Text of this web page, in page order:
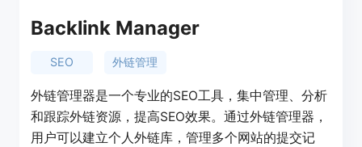
Backlink Manager
SEO 外链管理
外链管理器是一个专业的SEO工具，集中管理、分析
和跟踪外链资源，提高SEO效果。通过外链管理器，
用户可以建立个人外链库，管理多个网站的提交记